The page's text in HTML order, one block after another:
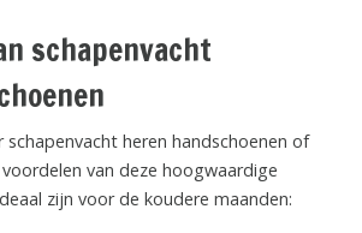
schapenvacht
schapenvacht heren handschoenen of
van deze hoogwaardige
zijn voor de koudere maanden: